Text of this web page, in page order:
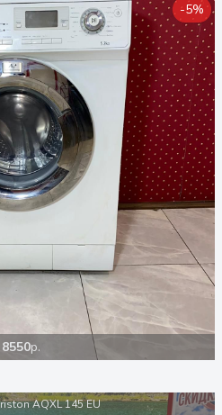
-5%
8550р.
AQXL 145 EU